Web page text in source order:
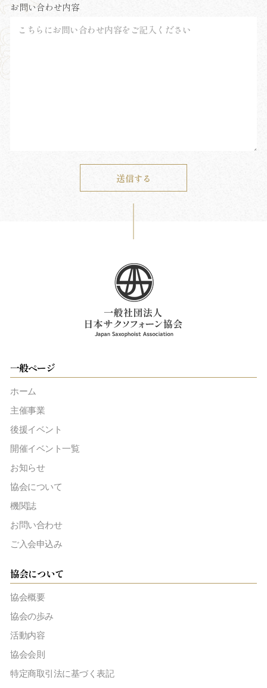
お問い合わせ内容
一般ページ
ホーム
主催事業
後援イベント
開催イベント一覧
お知らせ
協会について
機関誌
お問い合わせ
ご入会申込み
協会について
協会概要
協会の歩み
活動内容
協会会則
特定商取引法に基づく表記